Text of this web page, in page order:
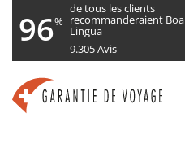
96%
de tous les clients
recommanderaient Boa
Lingua
9.305Avis